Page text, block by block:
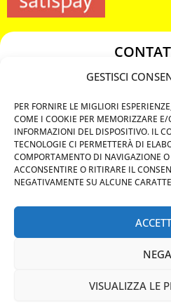
GESTISCI
PER FORNIRE LE MIGLIORI
COME I COOKIE PER MEMORIZZARE E/
INFORMAZIONI DEL DISPOSITIVO. IL
TECNOLOGIE CI PERMETTERÀ DI
COMPORTAMENTO DI NAVIGAZIONE
ACCONSENTIRE O RITIRARE IL
NEGATIVAMENTE SU ALCUNE
NEGA
VISUALIZZA LE
349 3863811
Privacy Policy
Cookie Policy